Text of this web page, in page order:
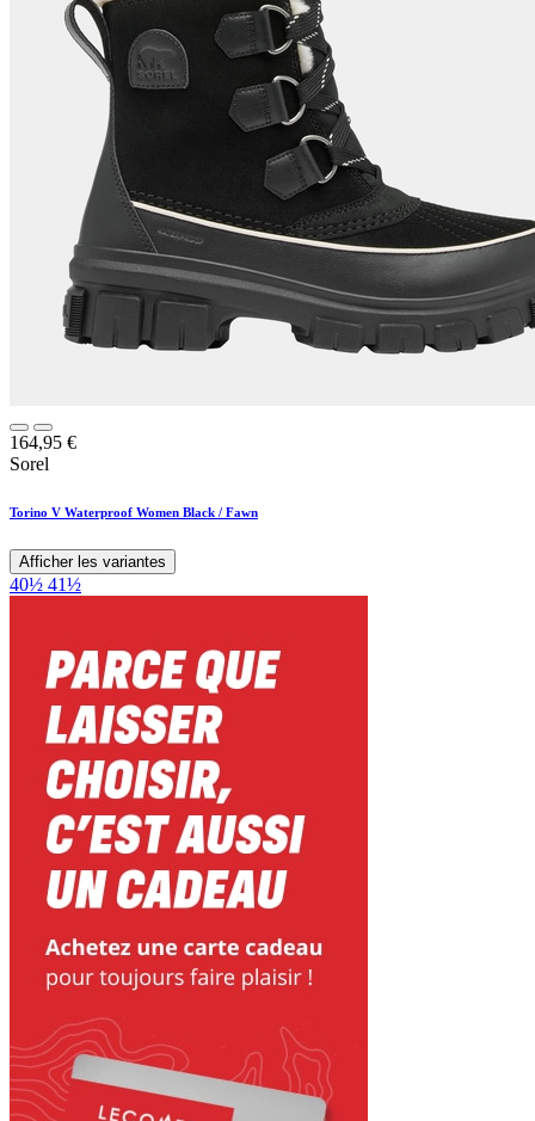
164,95 €
Sorel
Torino V Waterproof Women Black / Fawn
Afficher les variantes
40½ 41½